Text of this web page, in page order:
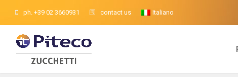
ph. +39 02 3660931 contact us Italiano